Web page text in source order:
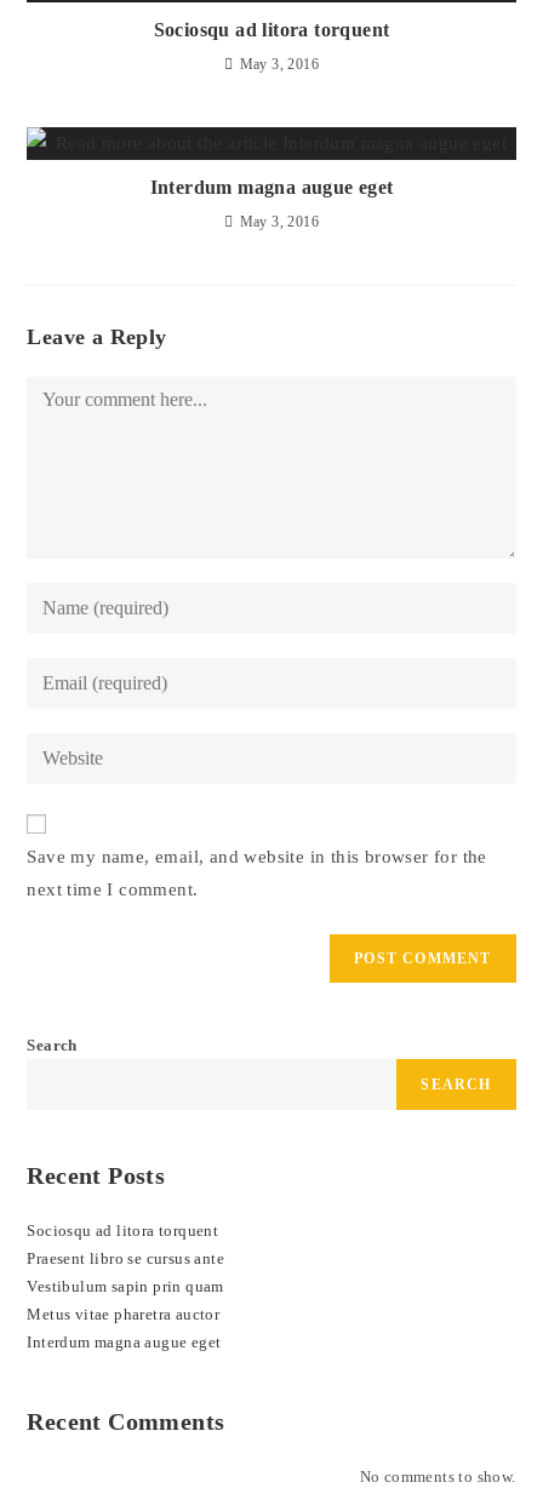
Sociosqu ad litora torquent
May 3, 2016
Interdum magna augue eget
May 3, 2016
Leave a Reply
Save my name, email, and website in this browser for the
next time I comment.
Search
SEARCH
Recent Posts
Sociosqu ad litora torquent
Praesent libro se cursus ante
Vestibulum sapin prin quam
Metus vitae pharetra auctor
Interdum magna augue eget
Recent Comments
No comments to show.